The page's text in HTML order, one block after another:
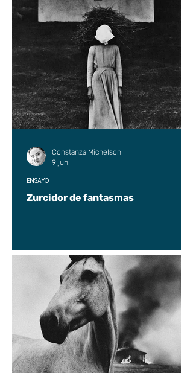
Zurcidor de fantasmas
ENSAYO
Constanza Michelson
9 jun